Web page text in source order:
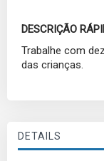
DESCRIÇÃO
Trabalhe com
das crianças.
DETAILS